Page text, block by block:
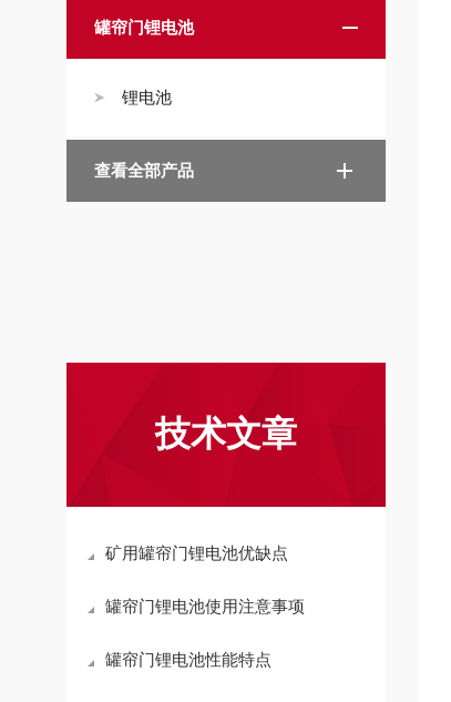
罐帘门锂电池
锂电池
查看全部产品
技术文章
矿用罐帘门锂电池优缺点
罐帘门锂电池使用注意事项
罐帘门锂电池性能特点